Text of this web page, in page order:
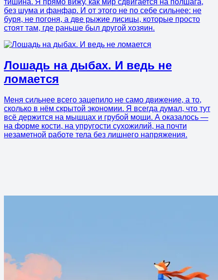
без шума и фанфар. И от этого не по себе сильнее: не
буря, не погоня, а две рыжие лисицы, которые просто
стоят там, где раньше был другой хозяин.
Лошадь на дыбах. И ведь не
ломается
Меня сильнее всего зацепило не само движение, а то,
сколько в нём скрытой экономии. Я всегда думал, что тут
всё держится на мышцах и грубой мощи. А оказалось —
на форме кости, на упругости сухожилий, на почти
незаметной работе тела без лишнего напряжения.